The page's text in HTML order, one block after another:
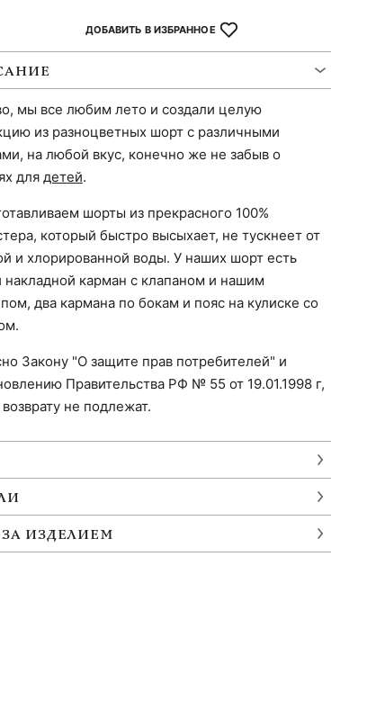
ДОБАВИТЬ В ИЗБРАННОЕ
мы все любим лето и создали целую
из разноцветных шорт с различными
на любой вкус, конечно же не забыв о
для детей.
шорты из прекрасного 100%
который быстро высыхает, не тускнеет от
и хлорированной воды. У наших шорт есть
накладной карман с клапаном и нашим
два кармана по бокам и пояс на кулиске со
Закону "О защите прав потребителей" и
Правительства РФ № 55 от 19.01.1998 г,
не подлежат.
ИЗДЕЛИЕМ